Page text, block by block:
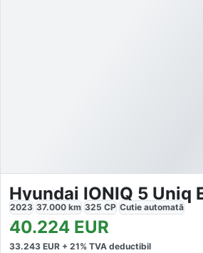
2023 37.000 km 325 CP Cutie automată
40.224 EUR
33.243 EUR + 21% TVA deductibil